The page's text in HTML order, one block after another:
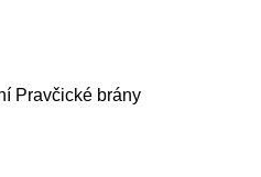
Pravčické brány